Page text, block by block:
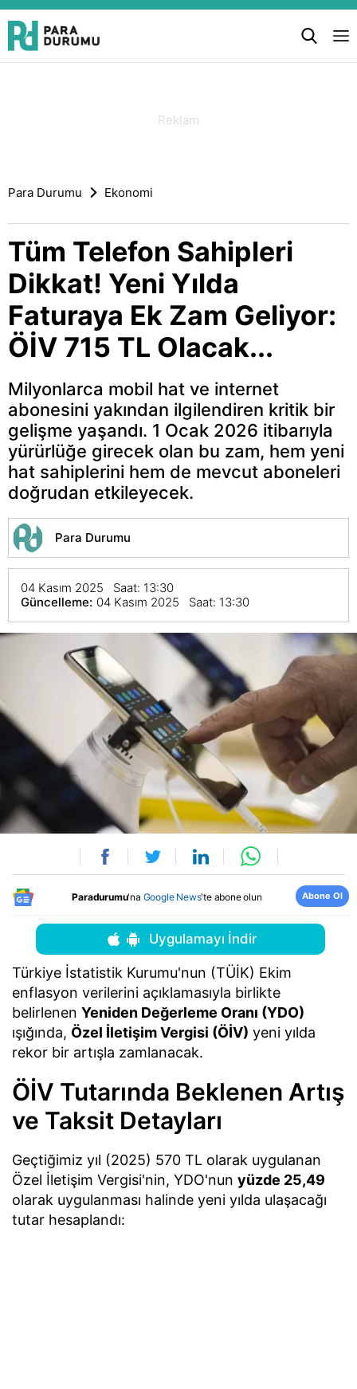
Para Durumu Ekonomi
Tüm Telefon Sahipleri
Dikkat! Yeni Yılda
Faturaya Ek Zam Geliyor:
ÖİV 715 TL Olacak...
Milyonlarca mobil hat ve internet
abonesini yakından ilgilendiren kritik bir
gelişme yaşandı. 1 Ocak 2026 itibarıyla
yürürlüğe girecek olan bu zam, hem yeni
hat sahiplerini hem de mevcut aboneleri
doğrudan etkileyecek.
Para Durumu
04 Kasım 2025 Saat: 13:30
Güncelleme: 04 Kasım 2025 Saat: 13:30
Paradurumu'na Google News'te abone olun Abone Ol
Uygulamayı İndir
Türkiye İstatistik Kurumu'nun (TÜİK) Ekim
enflasyon verilerini açıklamasıyla birlikte
belirlenen Yeniden Değerleme Oranı (YDO)
ışığında, Özel İletişim Vergisi (ÖİV) yeni yılda
rekor bir artışla zamlanacak.
ÖİV Tutarında Beklenen Artış
ve Taksit Detayları
Geçtiğimiz yıl (2025) 570 TL olarak uygulanan
Özel İletişim Vergisi'nin, YDO'nun yüzde 25,49
olarak uygulanması halinde yeni yılda ulaşacağı
tutar hesaplandı: